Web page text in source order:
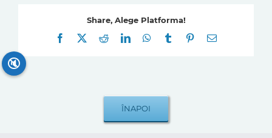
Share, Alege Platforma!
Facebook
RedditLinkedInWhatsApp
Tumblr Pinterest
E-
🔇